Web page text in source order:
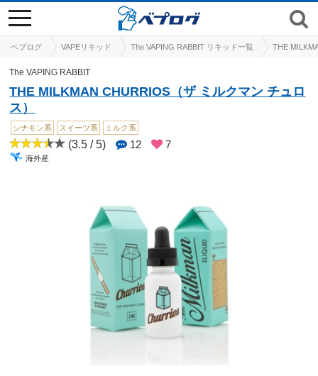
ベプログ VAPEリキッド The VAPING RABBIT リキッド一覧 THE
toggle
navigation
The VAPING RABBIT
THE MILKMAN CHURRIOS（ザ ミルクマン チュロ
ス）
シナモン系 スイーツ系 ミルク系
(3.5 / 5) 12 7
海外産